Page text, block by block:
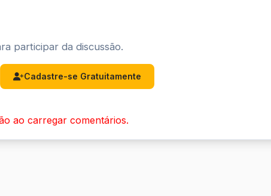
participar da discussão.
Cadastre-se Gratuitamente
ao carregar comentários.